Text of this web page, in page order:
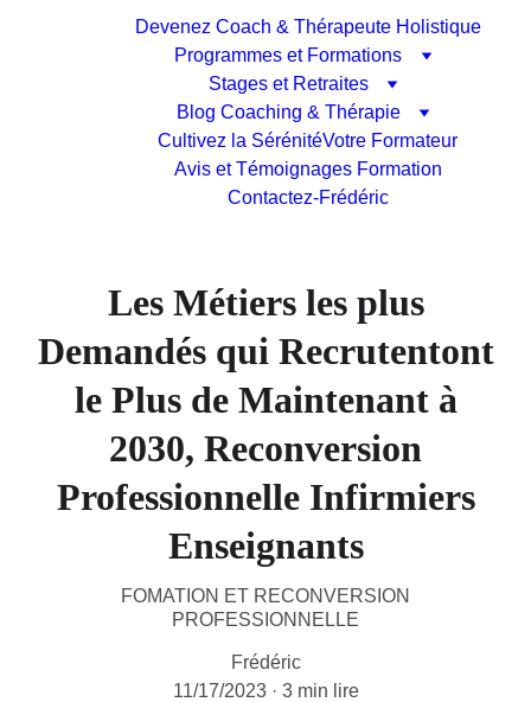
Devenez Coach & Thérapeute Holistique
Programmes et Formations
Stages et Retraites
Blog Coaching & Thérapie
Cultivez la SérénitéVotre Formateur
Avis et Témoignages Formation
Contactez-Frédéric
Les Métiers les plus
Demandés qui Recrutentont
le Plus de Maintenant à
2030, Reconversion
Professionnelle Infirmiers
Enseignants
FOMATION ET RECONVERSION
PROFESSIONNELLE
Frédéric
11/17/2023
3 min lire